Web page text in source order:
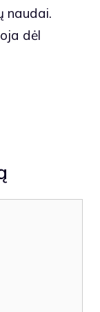
naudai.
dėl